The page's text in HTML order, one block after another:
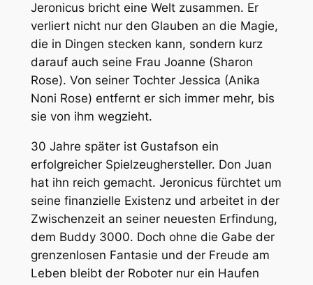
Jeronicus bricht eine Welt zusammen. Er
verliert nicht nur den Glauben an die Magie,
die in Dingen stecken kann, sondern kurz
darauf auch seine Frau Joanne (Sharon
Rose). Von seiner Tochter Jessica (Anika
Noni Rose) entfernt er sich immer mehr, bis
sie von ihm wegzieht.
30 Jahre später ist Gustafson ein
erfolgreicher Spielzeughersteller. Don Juan
hat ihn reich gemacht. Jeronicus fürchtet um
seine finanzielle Existenz und arbeitet in der
Zwischenzeit an seiner neuesten Erfindung,
dem Buddy 3000. Doch ohne die Gabe der
grenzenlosen Fantasie und der Freude am
Leben bleibt der Roboter nur ein Haufen